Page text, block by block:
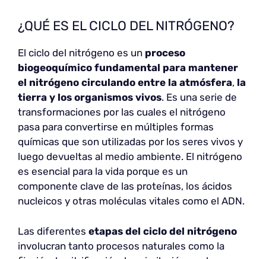
¿QUÉ ES EL CICLO DEL NITRÓGENO?
El ciclo del nitrógeno es un proceso
biogeoquímico fundamental para mantener
el nitrógeno circulando entre la atmósfera, la
tierra y los organismos vivos. Es una serie de
transformaciones por las cuales el nitrógeno
pasa para convertirse en múltiples formas
químicas que son utilizadas por los seres vivos y
luego devueltas al medio ambiente. El nitrógeno
es esencial para la vida porque es un
componente clave de las proteínas, los ácidos
nucleicos y otras moléculas vitales como el ADN.
Las diferentes etapas del ciclo del nitrógeno
involucran tanto procesos naturales como la